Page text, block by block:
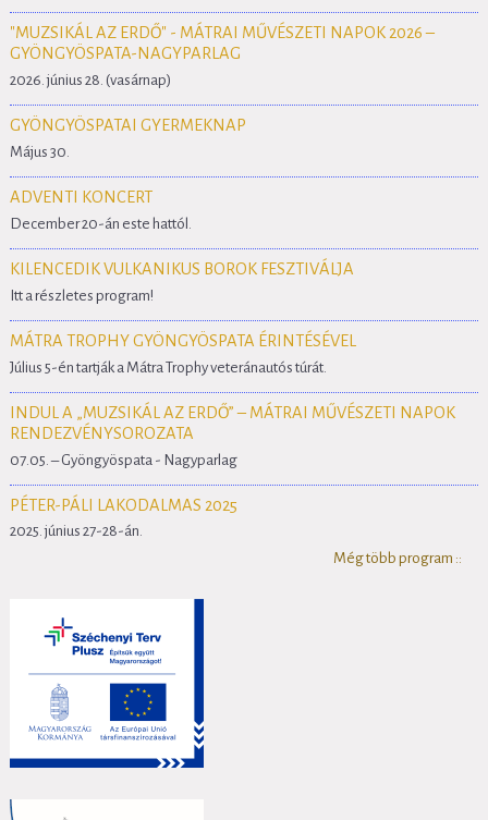
"MUZSIKÁL AZ ERDŐ" - MÁTRAI MŰVÉSZETI NAPOK 2026 –
GYÖNGYÖSPATA-NAGYPARLAG
2026. június 28. (vasárnap)
GYÖNGYÖSPATAI GYERMEKNAP
Május 30.
ADVENTI KONCERT
December 20-án este hattól.
KILENCEDIK VULKANIKUS BOROK FESZTIVÁLJA
Itt a részletes program!
MÁTRA TROPHY GYÖNGYÖSPATA ÉRINTÉSÉVEL
Július 5-én tartják a Mátra Trophy veteránautós túrát.
INDUL A „MUZSIKÁL AZ ERDŐ” – MÁTRAI MŰVÉSZETI NAPOK
RENDEZVÉNYSOROZATA
07.05. – Gyöngyöspata - Nagyparlag
PÉTER-PÁLI LAKODALMAS 2025
2025. június 27-28-án.
Még több program ::